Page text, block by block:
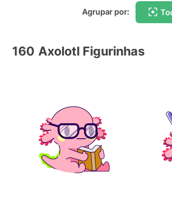
Agrupar por:
160 Axolotl Figurinhas